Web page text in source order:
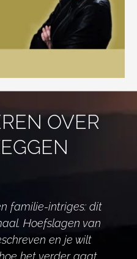
OVER
familie-intriges: dit
Hoefslagen van
en je wilt
het verder gaat.